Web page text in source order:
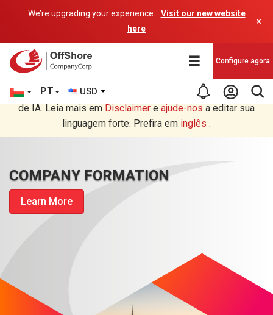
We’re upgrading your experience.
Visit our new website
here
×
PT USD
Configure agora
Você está lendo em Português tradução por um programa
de IA. Leia mais em Disclaimer e ajude-nos a editar sua
linguagem forte. Prefira em inglês .
COMPANY FORMATION
Learn More